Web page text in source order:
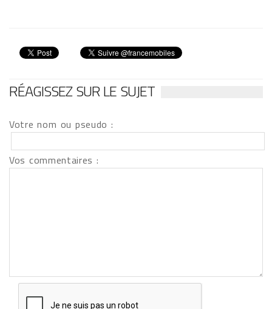
RÉAGISSEZ SUR LE SUJET
Votre nom ou pseudo :
Vos commentaires :